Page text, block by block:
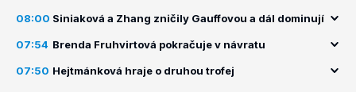
08:00 Siniaková a Zhang zničily Gauffovou a dál dominují
07:54 Brenda Fruhvirtová pokračuje v návratu
07:50 Hejtmánková hraje o druhou trofej